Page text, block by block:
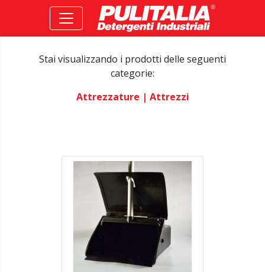
Stai visualizzando i prodotti delle seguenti
categorie:
Attrezzature | Attrezzi